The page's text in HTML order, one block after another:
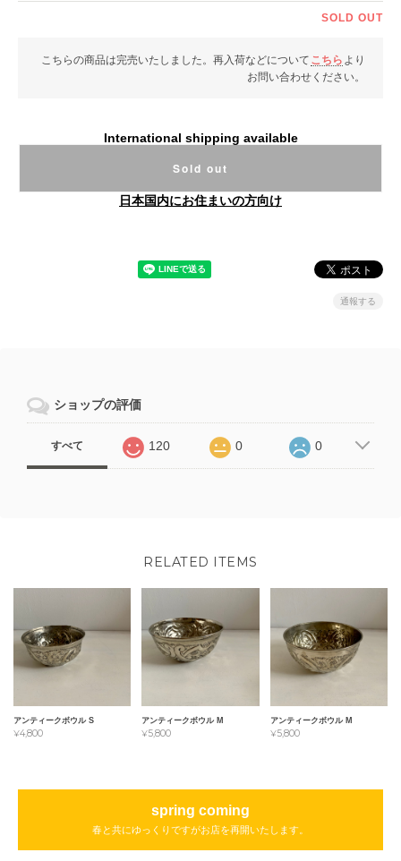
SOLD OUT
こちらの商品は完売いたしました。再入荷などについて こちら より
お問い合わせください。
International shipping available
Sold out
日本国内にお住まいの方向け
通報する
ショップの評価
すべて 120 0 0
RELATED ITEMS
アンティークボウル S
¥4,800
アンティークボウル M
¥5,800
アンティークボウル M
¥5,800
spring coming
春と共にゆっくりですがお店を再開いたします。